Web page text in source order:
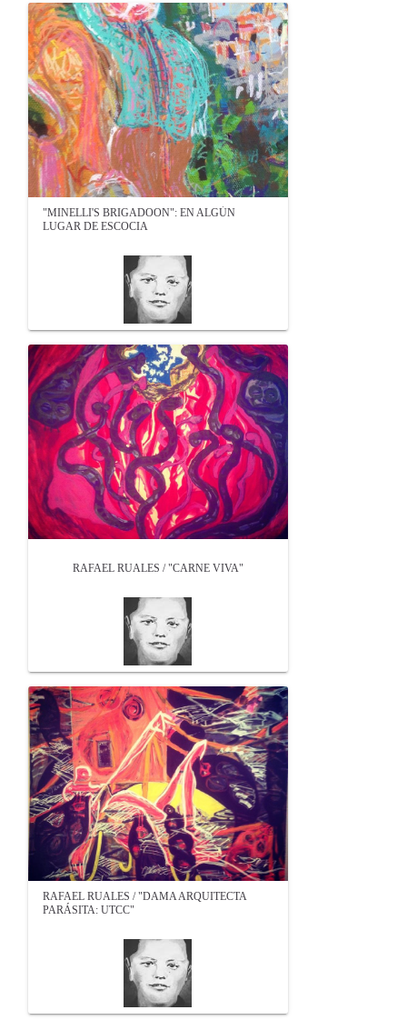
"MINELLI'S BRIGADOON": EN ALGÚN
LUGAR DE ESCOCIA
RAFAEL RUALES / "CARNE VIVA"
RAFAEL RUALES / "DAMA ARQUITECTA
PARÁSITA: UTCC"